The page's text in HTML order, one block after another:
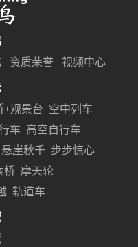
资质荣誉 视频中心
+观景台 空中列车
车 高空自行车
悬崖秋千 步步惊心
桥 摩天轮
轨道车